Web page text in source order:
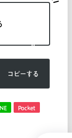
コピーする
Pocket